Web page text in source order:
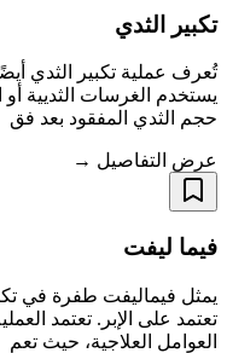
تكبير الثدي
تُعرف عملية تكبير الثدي
يستخدم الغرسات الثديية أو
حجم الثدي المفقود بعد فق
عرض التفاصيل →
فيما ليفت
يمثل فيماليفت طفرة في
تعتمد على الإبر. تعتمد
العوامل العلاجية، حيث تعم